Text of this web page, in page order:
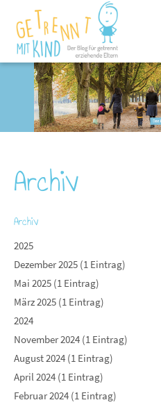
Archiv
Archiv
2025
Dezember 2025 (1 Eintrag)
Mai 2025 (1 Eintrag)
März 2025 (1 Eintrag)
2024
November 2024 (1 Eintrag)
August 2024 (1 Eintrag)
April 2024 (1 Eintrag)
Februar 2024 (1 Eintrag)